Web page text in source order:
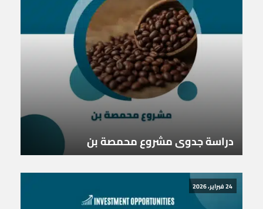
دراسة جدوى مشروع محمصة بن
24 فبراير، 2026